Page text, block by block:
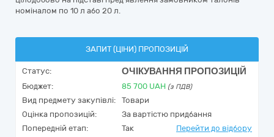
номіналом по 10 л або 20 л.
ЗАПИТ (ЦІНИ) ПРОПОЗИЦІЙ
Статус: ОЧІКУВАННЯ ПРОПОЗИЦІЙ
Бюджет: 85 700 UAH (з ПДВ)
Вид предмету закупівлі:
Товари
Оцінка пропозицій:
За вартістю придбання
Попередній етап:
Так Перейти до відбору